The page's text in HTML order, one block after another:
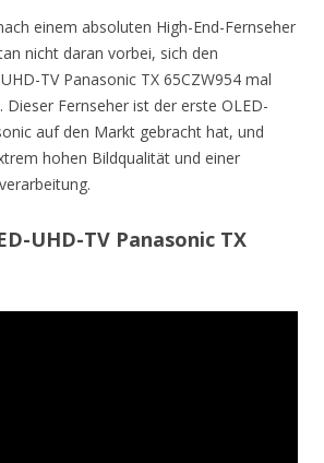
einem absoluten High-End-Fernseher
nicht daran vorbei, sich den
TV Panasonic TX 65CZW954 mal
Dieser Fernseher ist der erste OLED-
auf den Markt gebracht hat, und
hohen Bildqualität und einer
UHD-TV Panasonic TX